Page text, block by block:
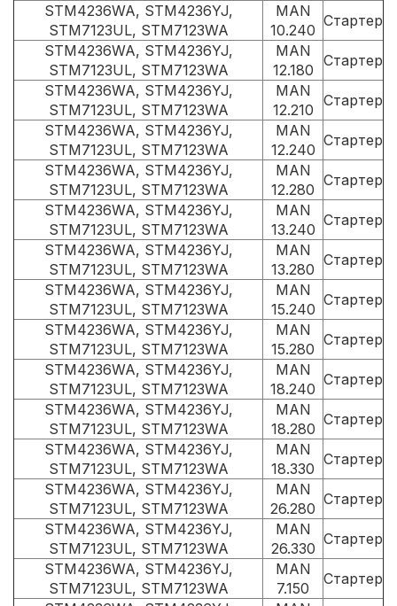
STM4236WA, STM4236YJ,
STM7123UL, STM7123WA
MAN
10.240
Стартер
STM4236WA, STM4236YJ,
STM7123UL, STM7123WA
MAN
12.180
Стартер
STM4236WA, STM4236YJ,
STM7123UL, STM7123WA
MAN
12.210
Стартер
STM4236WA, STM4236YJ,
STM7123UL, STM7123WA
MAN
12.240
Стартер
STM4236WA, STM4236YJ,
STM7123UL, STM7123WA
MAN
12.280
Стартер
STM4236WA, STM4236YJ,
STM7123UL, STM7123WA
MAN
13.240
Стартер
STM4236WA, STM4236YJ,
STM7123UL, STM7123WA
MAN
13.280
Стартер
STM4236WA, STM4236YJ,
STM7123UL, STM7123WA
MAN
15.240
Стартер
STM4236WA, STM4236YJ,
STM7123UL, STM7123WA
MAN
15.280
Стартер
STM4236WA, STM4236YJ,
STM7123UL, STM7123WA
MAN
18.240
Стартер
STM4236WA, STM4236YJ,
STM7123UL, STM7123WA
MAN
18.280
Стартер
STM4236WA, STM4236YJ,
STM7123UL, STM7123WA
MAN
18.330
Стартер
STM4236WA, STM4236YJ,
STM7123UL, STM7123WA
MAN
26.280
Стартер
STM4236WA, STM4236YJ,
STM7123UL, STM7123WA
MAN
26.330
Стартер
STM4236WA, STM4236YJ,
STM7123UL, STM7123WA
MAN
7.150
Стартер